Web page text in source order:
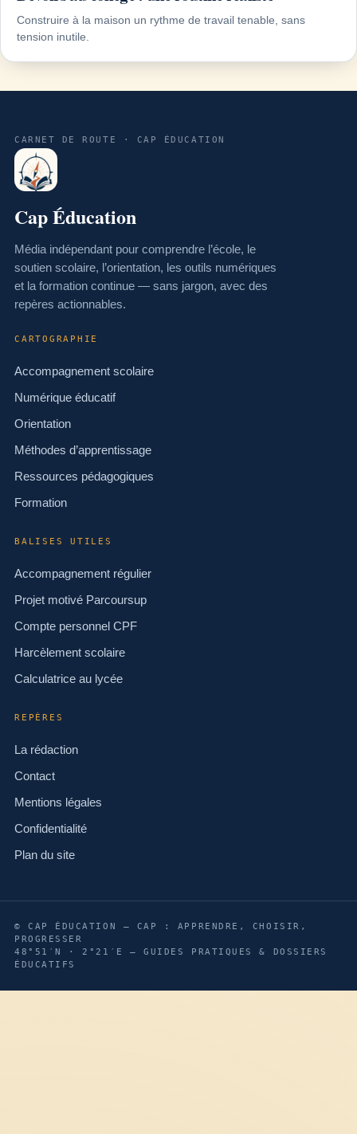
Construire à la maison un rythme de travail tenable, sans
tension inutile.
CARNET DE ROUTE · CAP ÉDUCATION
Cap Éducation
Média indépendant pour comprendre l’école, le
soutien scolaire, l’orientation, les outils numériques
et la formation continue — sans jargon, avec des
repères actionnables.
CARTOGRAPHIE
Accompagnement scolaire
Numérique éducatif
Orientation
Méthodes d’apprentissage
Ressources pédagogiques
Formation
BALISES UTILES
Accompagnement régulier
Projet motivé Parcoursup
Compte personnel CPF
Harcèlement scolaire
Calculatrice au lycée
REPÈRES
La rédaction
Contact
Mentions légales
Confidentialité
Plan du site
© CAP ÉDUCATION — CAP : APPRENDRE, CHOISIR,
PROGRESSER
48°51′N · 2°21′E — GUIDES PRATIQUES & DOSSIERS
ÉDUCATIFS